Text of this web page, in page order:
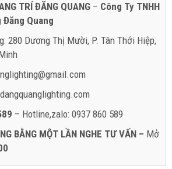
TRÍ ĐĂNG QUANG – Công Ty TNHH
Đăng Quang
280 Dương Thị Mười, P. Tân Thới Hiệp,
– Hotline,zalo: 0937 860 589
BẰNG MỘT LẦN NGHE TƯ VẤN – Mở